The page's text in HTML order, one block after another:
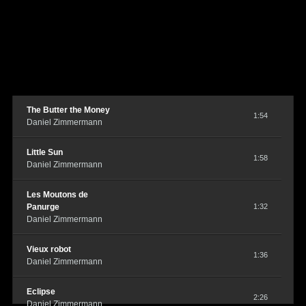
The Butter the Money
Daniel Zimmermann
1:54
Little Sun
Daniel Zimmermann
1:58
Les Moutons de
Panurge
Daniel Zimmermann
1:32
Vieux robot
Daniel Zimmermann
1:36
Eclipse
Daniel Zimmermann
2:26